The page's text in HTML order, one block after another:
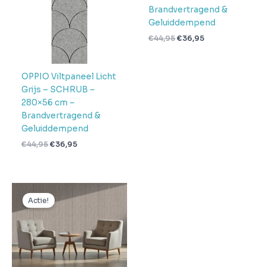
OPPIO Viltpaneel Licht
Grijs – SCHRUB –
280×56 cm –
Brandvertragend &
Geluiddempend
€44,95€36,95
Brandvertragend &
Geluiddempend
€44,95€36,95
Actie!
Oorspronkelijke
prijs
was:
Huidige
prijs